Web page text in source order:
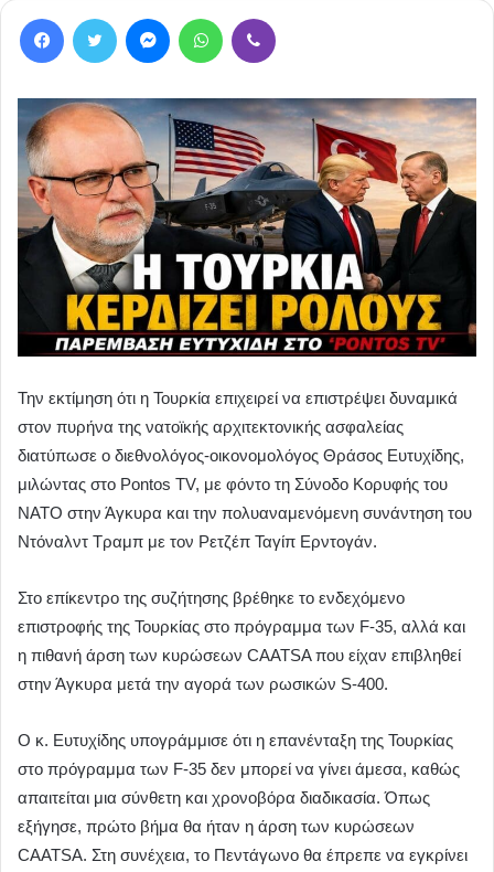
Την εκτίμηση ότι η Τουρκία επιχειρεί να επιστρέψει δυναμικά
στον πυρήνα της νατοϊκής αρχιτεκτονικής ασφαλείας
διατύπωσε ο διεθνολόγος-οικονομολόγος Θράσος Ευτυχίδης,
μιλώντας στο Pontos TV, με φόντο τη Σύνοδο Κορυφής του
ΝΑΤΟ στην Άγκυρα και την πολυαναμενόμενη συνάντηση του
Ντόναλντ Τραμπ με τον Ρετζέπ Ταγίπ Ερντογάν.
Στο επίκεντρο της συζήτησης βρέθηκε το ενδεχόμενο
επιστροφής της Τουρκίας στο πρόγραμμα των F-35, αλλά και
η πιθανή άρση των κυρώσεων CAATSA που είχαν επιβληθεί
στην Άγκυρα μετά την αγορά των ρωσικών S-400.
Ο κ. Ευτυχίδης υπογράμμισε ότι η επανένταξη της Τουρκίας
στο πρόγραμμα των F-35 δεν μπορεί να γίνει άμεσα, καθώς
απαιτείται μια σύνθετη και χρονοβόρα διαδικασία. Όπως
εξήγησε, πρώτο βήμα θα ήταν η άρση των κυρώσεων
CAATSA. Στη συνέχεια, το Πεντάγωνο θα έπρεπε να εγκρίνει